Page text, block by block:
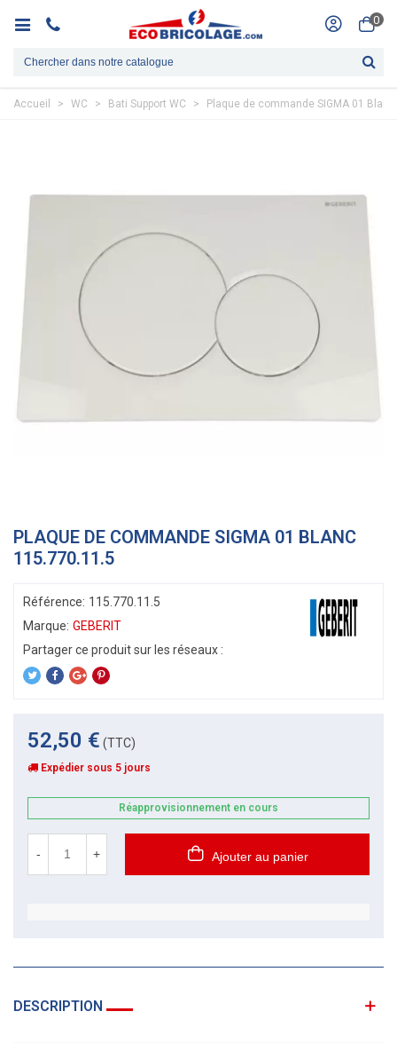
0
Accueil > WC > Bati Support WC > Plaque de commande SIGMA 01
PLAQUE DE COMMANDE SIGMA 01 BLANC
115.770.11.5
Référence: 115.770.11.5
Marque: GEBERIT
52,50 € (TTC)
Expédier sous 5 jours
Réapprovisionnement en cours
- + Ajouter au panier
DESCRIPTION